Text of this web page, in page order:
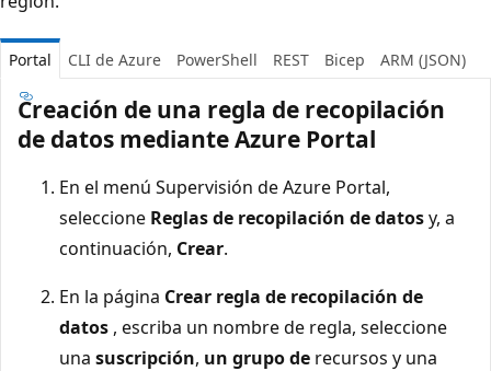
Portal CLI de Azure PowerShell REST Bicep ARM (JSON)
Creación de una regla de recopilación
de datos mediante Azure Portal
En el menú Supervisión de Azure Portal,
seleccione Reglas de recopilación de datosy, a
continuación, Crear.
En la página Crear regla de recopilación de
datos , escriba un nombre de regla, seleccione
una suscripción, un grupo de recursos y una